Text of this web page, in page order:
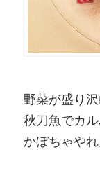
野菜が盛り
秋刀魚でカル
かぼちゃや